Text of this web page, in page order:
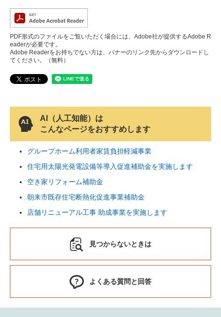
PDF形式のファイルをご覧いただく場合には、Adobe社が提供するAdobe R
eaderが必要です。
Adobe Readerをお持ちでない方は、バナーのリンク先からダウンロードし
てください。（無料）
AI（人工知能）は
こんなページをおすすめします
グループホーム利用者家賃負担軽減事業
住宅用太陽光発電設備等導入促進補助金を実施します
空き家リフォーム補助金
朝来市既存住宅断熱化促進事業補助金
店舗リニューアル工事 助成事業を実施します
見つからないときは
よくある質問と回答